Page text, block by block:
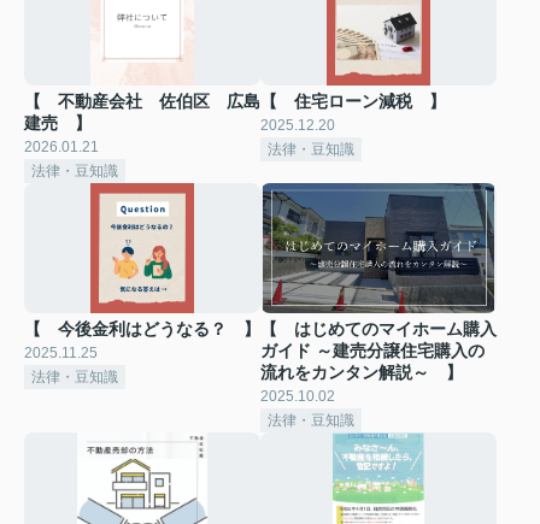
【 不動産会社 佐伯区 広島
建売 】
2026.01.21
法律・豆知識
【 住宅ローン減税 】
2025.12.20
法律・豆知識
【 今後金利はどうなる？ 】
2025.11.25
法律・豆知識
【 はじめてのマイホーム購入
ガイド ～建売分譲住宅購入の
流れをカンタン解説～ 】
2025.10.02
法律・豆知識